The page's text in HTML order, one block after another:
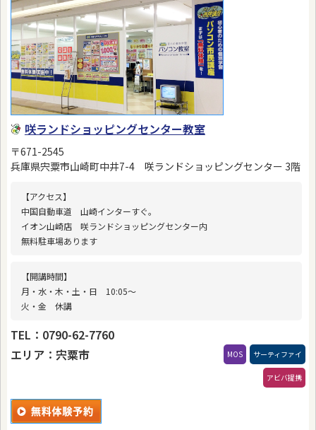
咲ランドショッピングセンター教室
〒671-2545
兵庫県宍粟市山崎町中井7-4 咲ランドショッピングセンター 3階
【アクセス】
中国自動車道 山崎インターすぐ。
イオン山崎店 咲ランドショッピングセンター内
無料駐車場あります
【開講時間】
月・水・木・土・日 10:05〜
火・金 休講
TEL：0790-62-7760
エリア：宍粟市
サーティファイ
MOS
アビバ提携